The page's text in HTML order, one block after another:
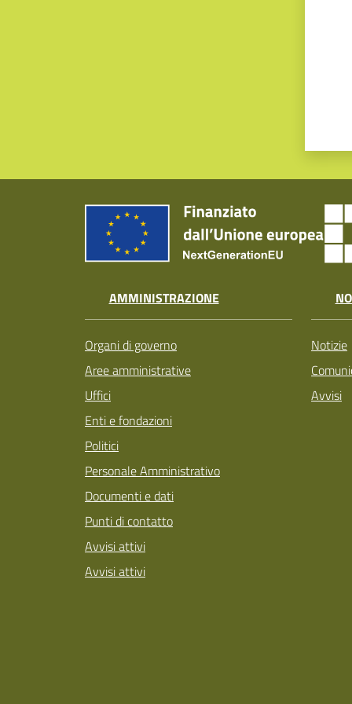
AMMINISTRAZIONE
Organi di governo
Aree amministrative
Uffici
Enti e fondazioni
Politici
Personale Amministrativo
Documenti e dati
Punti di contatto
Avvisi attivi
Avvisi attivi
Notizie
Avvisi